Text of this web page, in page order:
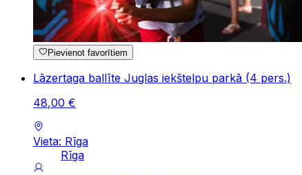
Pievienot favorītiem
Lāzertaga ballīte Juglas iekštelpu parkā (4 pers.)
48,00 €
Vieta: Rīga
Rīga